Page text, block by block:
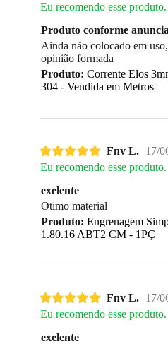
Eu recomendo esse produto.
Produto conforme
Ainda não colocado em
opinião formada
Produto: Corrente Elos
304 - Vendida em Metros
Fnv L.
17/
Eu recomendo esse produto.
exelente
Otimo material
Produto: Engrenagem
1.80.16 ABT2 CM - 1PÇ
Fnv L.
17/
Eu recomendo esse produto.
exelente